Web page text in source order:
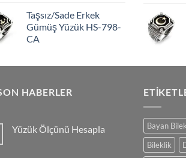
Taşsız/Sade Erkek
Gümüş Yüzük HS-798-
CA
HABERLER
Yüzük Ölçünü Hesapla Bayan
Bileklik